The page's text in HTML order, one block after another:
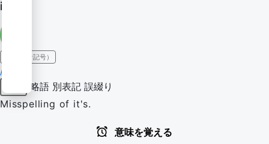
its
IPA（発音記号）
/ɪts/
略語 別表記 誤綴り
Misspelling of it's.
意味を覚える